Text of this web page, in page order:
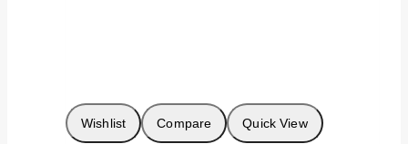
Wishlist Compare Quick View